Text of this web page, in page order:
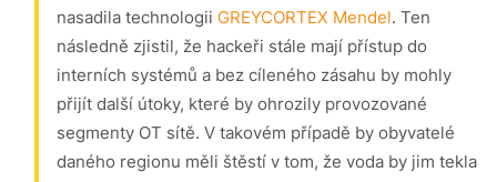
nasadila technologii GREYCORTEX Mendel. Ten
následně zjistil, že hackeři stále mají přístup do
interních systémů a bez cíleného zásahu by mohly
přijít další útoky, které by ohrozily provozované
segmenty OT sítě. V takovém případě by obyvatelé
daného regionu měli štěstí v tom, že voda by jim tekla